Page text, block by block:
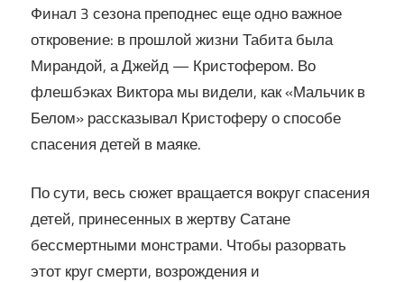
Финал 3 сезона преподнес еще одно важное
откровение: в прошлой жизни Табита была
Мирандой, а Джейд — Кристофером. Во
флешбэках Виктора мы видели, как «Мальчик в
Белом» рассказывал Кристоферу о способе
спасения детей в маяке.
По сути, весь сюжет вращается вокруг спасения
детей, принесенных в жертву Сатане
бессмертными монстрами. Чтобы разорвать
этот круг смерти, возрождения и